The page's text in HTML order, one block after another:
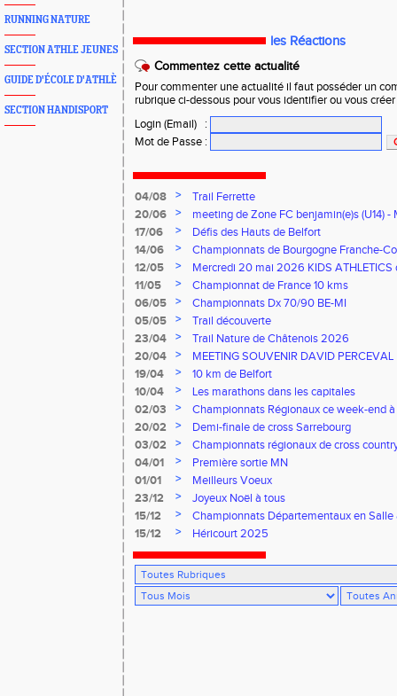
RUNNING NATURE
SECTION ATHLE JEUNES
GUIDE D'ÉCOLE D'ATHLÈ
SECTION HANDISPORT
les Réactions
Commentez cette actualité
Pour commenter une actualité il faut posséder un
rubrique ci-dessous pour vous identifier ou vous
Login (Email)
:
Mot de Passe :
04/08 >
Trail Ferrette
20/06
>
meeting de Zone FC benjamin(e)s (U14) -
17/06
>
Défis des Hauts de Belfort
14/06
>
Championnats de Bourgogne Franche-
Florentin, le 14 juin 2026
12/05 >
Mercredi 20 mai 2026 KIDS ATHLETICS
11/05
>
Championnat de France 10 kms
06/05
>
Championnats Dx 70/90 BE-MI
05/05
>
Trail découverte
23/04
>
Trail Nature de Châtenois 2026
20/04
>
MEETING SOUVENIR DAVID PERCEVAL
19/04
>
10 km de Belfort
10/04
>
Les marathons dans les capitales
02/03
>
Championnats Régionaux ce week-end
20/02
>
Demi-finale de cross Sarrebourg
03/02
>
Championnats régionaux de cross
04/01
>
Première sortie MN
01/01
>
Meilleurs Voeux
23/12
>
Joyeux Noël à tous
15/12
>
Championnats Départementaux en Salle
15/12
> Héricourt 2025